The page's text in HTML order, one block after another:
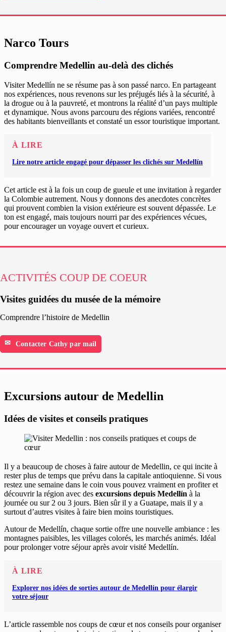
Narco Tours
Comprendre Medellin au-delà des clichés
Visiter Medellín ne se résume pas à son passé narco. En partageant
nos expériences, nous revenons sur les préjugés liés à la sécurité, à
la drogue ou à la pauvreté, et montrons la réalité d’un pays multiple
et dynamique. Nous avons parcouru des régions variées, rencontré
des habitants bienveillants et constaté un essor touristique important.
À LIRE
Lire notre article engagé pour dépasser les clichés sur Medellín
Cet article est à la fois un coup de gueule et une invitation à regarder
la Colombie autrement. Nous y donnons des anecdotes concrètes
qui prouvent combien la vision extérieure est souvent dépassée. Le
ton est engagé, mais toujours nourri par des expériences vécues,
pour encourager un voyage ouvert et curieux.
ACTIVITÉS COUP DE COEUR
Visites guidées du musée de la mémoire
Comprendre l’histoire de Medellin
Contacter Cathy par mail
Excursions autour de Medellin
Idées de visites et conseils pratiques
Il y a beaucoup de choses à faire autour de Medellin, ce qui incite à
rester plus de temps que prévu dans la capitale antioquienne. Si vous
restez une semaine dans le coin vous pouvez vraiment en profiter et
découvrir la région avec des excursions depuis Medellín à la
journée ou sur 2 ou 3 jours. Bien sûr il y a Guatape, mais il y a
surtout d’autres visites à faire bien moins touristiques.
Autour de Medellín, chaque sortie offre une nouvelle ambiance : les
montagnes paisibles, les villages colorés, les marchés animés. Idéal
pour prolonger votre séjour après avoir visité Medellín.
À LIRE
Explorer nos idées de sorties autour de Medellín pour élargir
votre séjour
L’article rassemble nos coups de cœur et nos conseils pour organiser